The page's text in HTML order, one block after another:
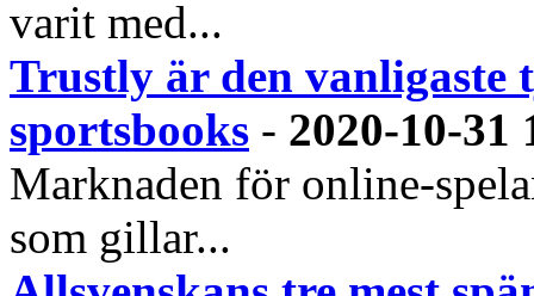
varit med...
Trustly är den vanligaste
sportsbooks - 2020-10-31
Marknaden för online-
som gillar...